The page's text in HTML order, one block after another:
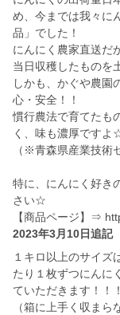
め、今までは我々に
品」でした！
にんにく農家直送だ
当日収穫したものを
しかも、かぐや農園
心・安全！！
慣行農法で育てたも
く、味も濃厚です
（※青森県産業技術
特に、にんにく好き
さい☆
【商品ページ】⇒
2023年3月10日追記
１キロ以上のサイズ
たり１枚ずつにんに
ていただきます！！！
（箱に上手く収まら